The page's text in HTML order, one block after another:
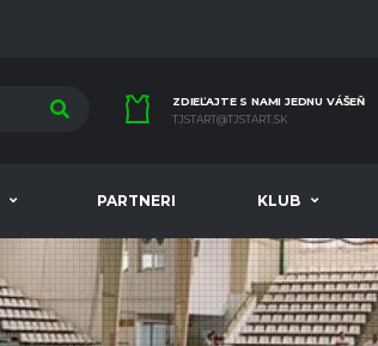
ZDIEĽAJTE S NAMI JEDNU VÁŠEŇ
TJSTART@TJSTART.SK
PARTNERI KLUB